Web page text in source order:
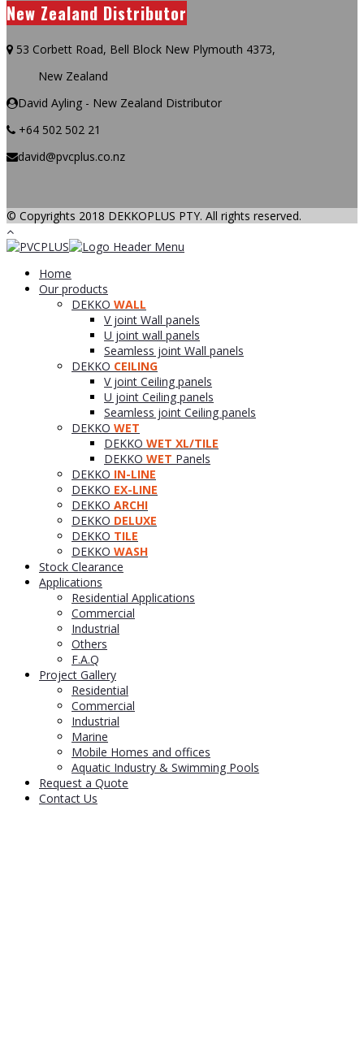
New Zealand Distributor
53 Corbett Road, Bell Block New Plymouth 4373,
New Zealand
David Ayling - New Zealand Distributor
+64 502 502 21
david@pvcplus.co.nz
© Copyrights 2018 DEKKOPLUS PTY. All rights reserved.
Home
Our products
DEKKO WALL
V joint Wall panels
U joint wall panels
Seamless joint Wall panels
DEKKO CEILING
V joint Ceiling panels
U joint Ceiling panels
Seamless joint Ceiling panels
DEKKO WET
DEKKO WET XL/TILE
DEKKO WET Panels
DEKKO IN-LINE
DEKKO EX-LINE
DEKKO ARCHI
DEKKO DELUXE
DEKKO TILE
DEKKO WASH
Stock Clearance
Applications
Residential Applications
Commercial
Industrial
Others
F.A.Q
Project Gallery
Residential
Commercial
Industrial
Marine
Mobile Homes and offices
Aquatic Industry & Swimming Pools
Request a Quote
Contact Us